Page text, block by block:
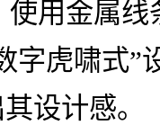
使用金属
字虎啸式”
设计感。